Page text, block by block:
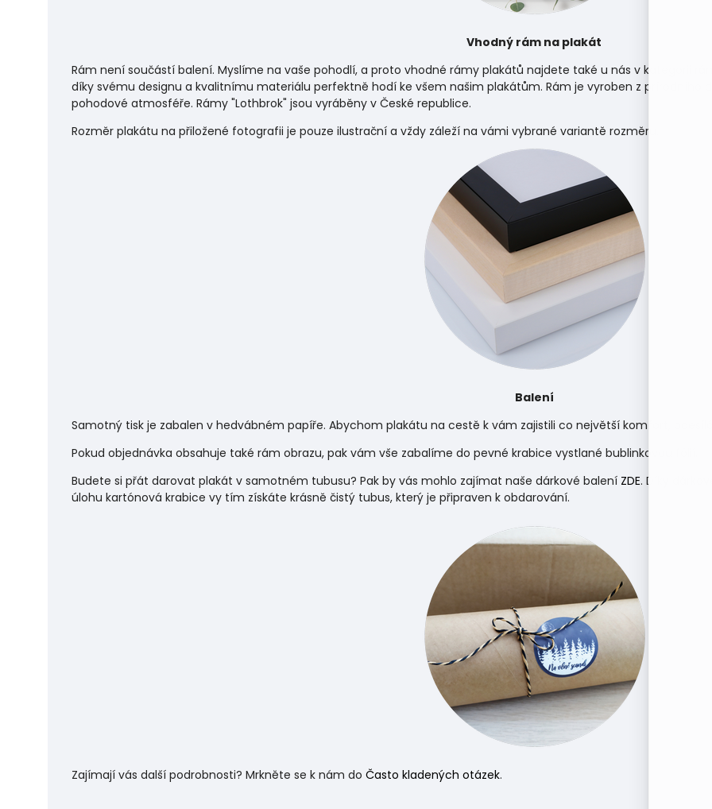
Vhodný rám na plakát
Rám není součástí balení. Myslíme na vaše pohodlí, a proto vhodné rámy plakátů najdete také u nás v kategorii
díky svému designu a kvalitnímu materiálu perfektně hodí ke všem našim plakátům. Rám je vyroben z přírodního
pohodové atmosféře. Rámy "Lothbrok" jsou vyráběny v České republice.
Rozměr plakátu na přiložené fotografii je pouze ilustrační a vždy záleží na vámi vybrané variantě rozměru.
Balení
Samotný tisk je zabalen v hedvábném papíře. Abychom plakátu na cestě k vám zajistili co největší komfort,
Pokud objednávka obsahuje také rám obrazu, pak vám vše zabalíme do pevné krabice vystlané bublinkovou fólií.
Budete si přát darovat plakát v samotném tubusu? Pak by vás mohlo zajímat naše dárkové balení ZDE. Díky
úlohu kartónová krabice vy tím získáte krásně čistý tubus, který je připraven k obdarování.
Zajímají vás další podrobnosti? Mrkněte se k nám do Často kladených otázek.